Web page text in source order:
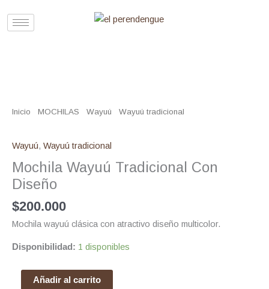
Inicio MOCHILAS Wayuú Wayuú tradicional
Wayuú, Wayuú tradicional
Mochila Wayuú Tradicional Con
Diseño
$200.000
Mochila wayuú clásica con atractivo diseño multicolor.
Disponibilidad: 1 disponibles
Tradicional
cantidad
Añadir al carrito